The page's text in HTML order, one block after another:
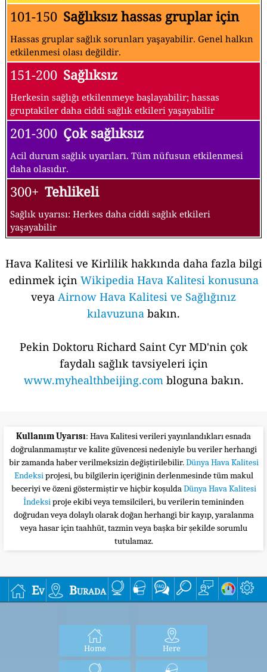
101-150 Sağlıksız hassas gruplar için
Hassas gruplar sağlık sorunları yaşayabilir. Genel halkın
etkilenmesi olası değildir.
151-200 Sağlıksız
Herkesin sağlığı etkilenmeye başlayabilir; hassas
gruptakiler daha ciddi sağlık etkileri yaşayabilir
201-300 Çok sağlıksız
Acil durum sağlık uyarıları. Tüm nüfusun etkilenmesi
daha olasıdır.
300+ Tehlikeli
Sağlık uyarısı: Herkes daha ciddi sağlık etkileri
yaşayabilir
Hava Kalitesi ve Kirlilik hakkında daha fazla bilgi
edinmek için Wikipedia Hava Kalitesi konusuna
veya Airnow Hava Kalitesi ve Sağlığınız
kılavuzuna bakın.
Pekin Doktoru Richard Saint Cyr MD'nin çok
faydalı sağlık tavsiyeleri için
www.myhealthbeijing.com bloguna bakın.
Kullanım Uyarısı: Hava Kalitesi verileri yayınlandıkları esnada
doğrulanmamıştır ve kalite güvencesi nedeniyle bu veriler herhangi
bir zamanda haber verilmeksizin değiştirilebilir.Dünya Hava Kalitesi
Endeksiprojesi, bu bilgilerin içeriğinin derlenmesinde tüm makul
beceriyi ve özeni göstermiştir ve hiçbir koşuldaDünya Hava Kalitesi
İndeksiproje ekibi veya temsilcileri, bu verilerin temininden
doğrudan veya dolaylı olarak doğan herhangi bir kayıp, yaralanma
veya hasar için taahhüt, tazmin veya başka bir şekilde sorumlu
tutulamaz.
Ev Burada
Home Here